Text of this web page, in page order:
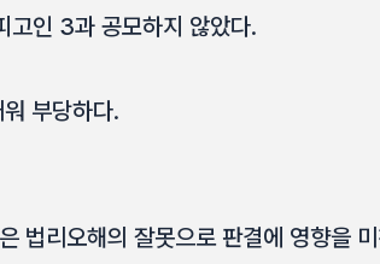
고인 3과 공모하지 않았다.
부당하다.
법리오해의 잘못으로 판결에 영향을